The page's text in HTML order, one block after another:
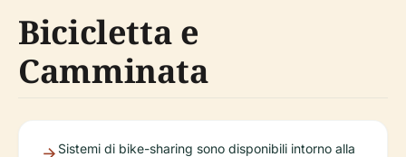
Bicicletta e
Camminata
Sistemi di bike-sharing sono disponibili intorno alla